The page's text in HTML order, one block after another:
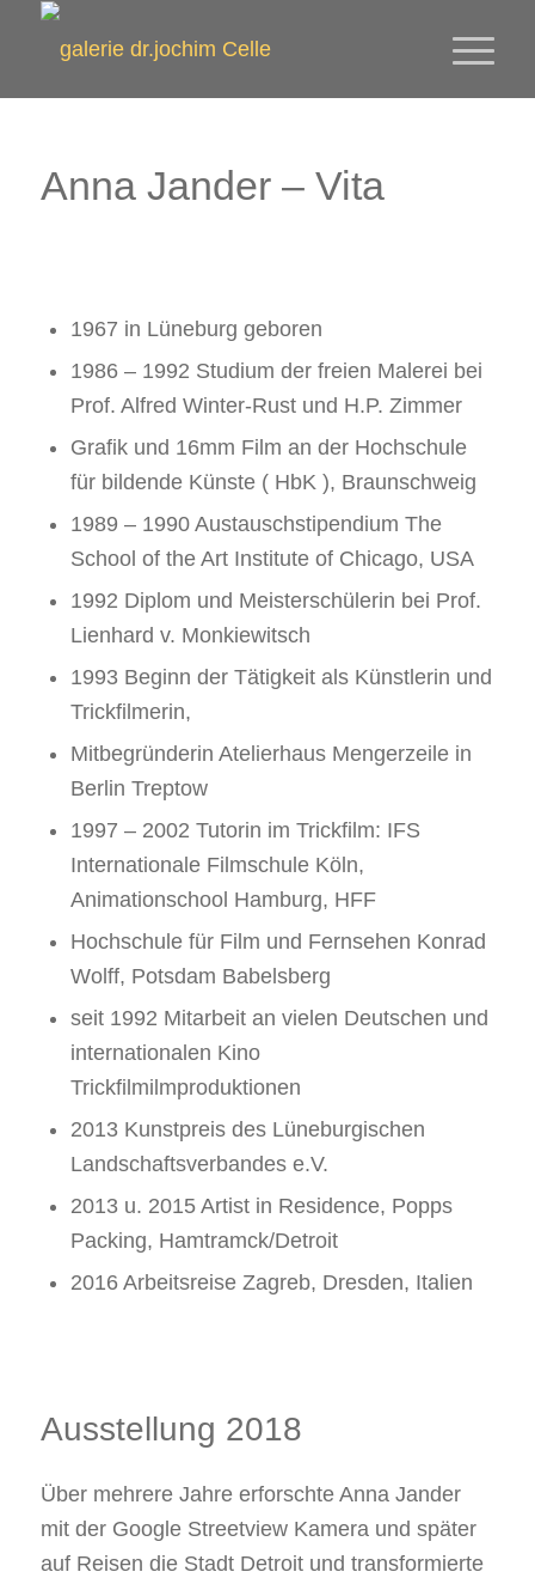
Anna Jander – Vita
1967 in Lüneburg geboren
1986 – 1992 Studium der freien Malerei bei
Prof. Alfred Winter-Rust und H.P. Zimmer
Grafik und 16mm Film an der Hochschule
für bildende Künste ( HbK ), Braunschweig
1989 – 1990 Austauschstipendium The
School of the Art Institute of Chicago, USA
1992 Diplom und Meisterschülerin bei Prof.
Lienhard v. Monkiewitsch
1993 Beginn der Tätigkeit als Künstlerin und
Trickfilmerin,
Mitbegründerin Atelierhaus Mengerzeile in
Berlin Treptow
1997 – 2002 Tutorin im Trickfilm: IFS
Internationale Filmschule Köln,
Animationschool Hamburg, HFF
Hochschule für Film und Fernsehen Konrad
Wolff, Potsdam Babelsberg
seit 1992 Mitarbeit an vielen Deutschen und
internationalen Kino
Trickfilmilmproduktionen
2013 Kunstpreis des Lüneburgischen
Landschaftsverbandes e.V.
2013 u. 2015 Artist in Residence, Popps
Packing, Hamtramck/Detroit
2016 Arbeitsreise Zagreb, Dresden, Italien
Ausstellung 2018
Über mehrere Jahre erforschte Anna Jander
mit der Google Streetview Kamera und später
auf Reisen die Stadt Detroit und transformierte